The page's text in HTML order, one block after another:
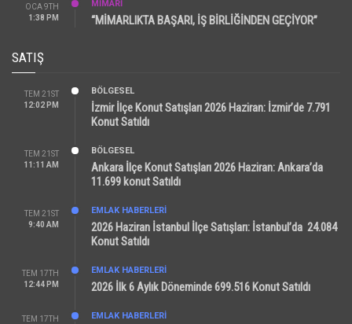
OCA 9TH
1:38 PM
MİMARİ
“MİMARLIKTA BAŞARI, İŞ BİRLİĞİNDEN GEÇİYOR”
SATIŞ
TEM 21ST
12:02 PM
BÖLGESEL
İzmir İlçe Konut Satışları 2026 Haziran: İzmir’de 7.791
Konut Satıldı
TEM 21ST
11:11 AM
BÖLGESEL
Ankara İlçe Konut Satışları 2026 Haziran: Ankara’da
11.699 konut Satıldı
TEM 21ST
9:40 AM
EMLAK HABERLERI
2026 Haziran İstanbul İlçe Satışları: İstanbul’da 24.084
Konut Satıldı
TEM 17TH
12:44 PM
EMLAK HABERLERI
2026 İlk 6 Aylık Döneminde 699.516 Konut Satıldı
TEM 17TH EMLAK HABERLERI